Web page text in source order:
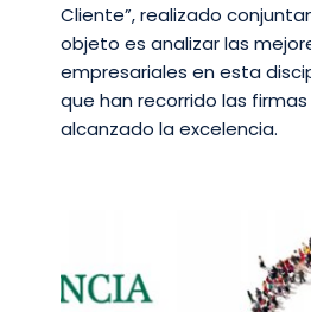
Cliente”, realizado
objeto es analizar las
empresariales en esta
que han recorrido las
alcanzado la excelencia.